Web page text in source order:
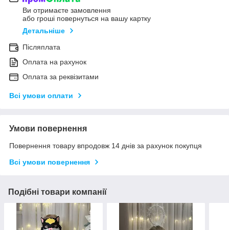
Ви отримаєте замовлення
або гроші повернуться на вашу картку
Детальніше
Післяплата
Оплата на рахунок
Оплата за реквізитами
Всі умови оплати
Умови повернення
Повернення товару впродовж 14 днів за рахунок покупця
Всі умови повернення
Подібні товари компанії